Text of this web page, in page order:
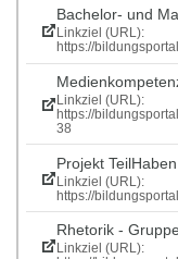
Bachelor- und
Linkziel (URL):
https://
Linkziel (URL):
https://
38
Projekt TeilHaben
Linkziel (URL):
https://
Rhetorik -
Linkziel (URL):